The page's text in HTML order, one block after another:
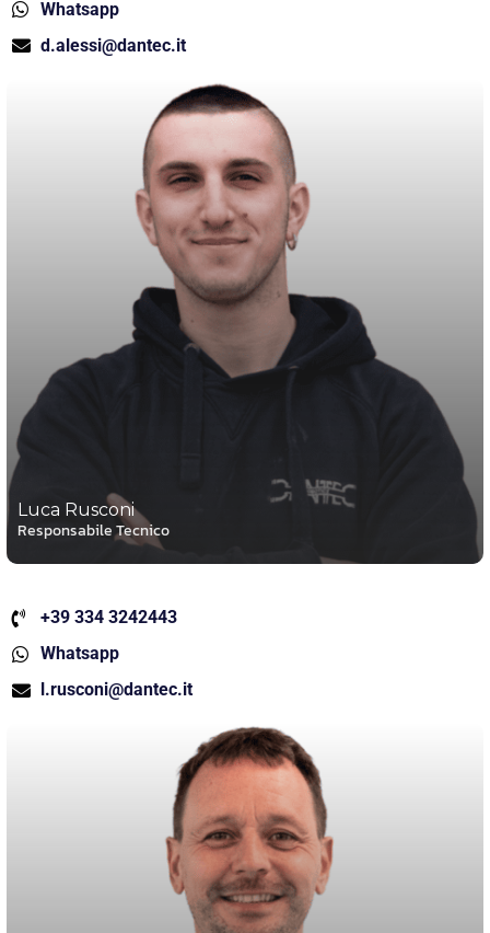
Whatsapp
d.alessi@dantec.it
Luca Rusconi
Responsabile Tecnico
+39 334 3242443
Whatsapp
l.rusconi@dantec.it